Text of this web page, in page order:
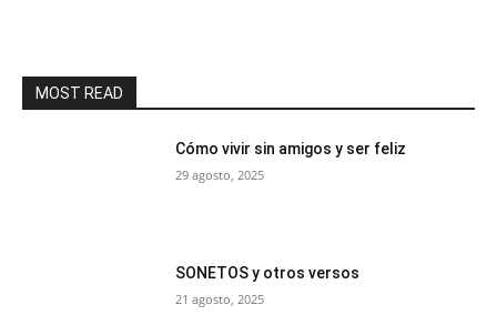
MOST READ
Cómo vivir sin amigos y ser feliz
29 agosto, 2025
SONETOS y otros versos
21 agosto, 2025